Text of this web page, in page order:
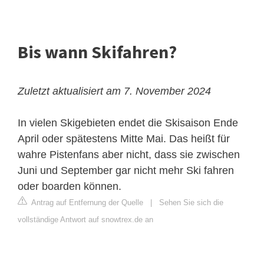
Bis wann Skifahren?
Zuletzt aktualisiert am 7. November 2024
In vielen Skigebieten endet die Skisaison Ende
April oder spätestens Mitte Mai. Das heißt für
wahre Pistenfans aber nicht, dass sie zwischen
Juni und September gar nicht mehr Ski fahren
oder boarden können.
Antrag auf Entfernung der Quelle
Sehen Sie sich die
vollständige Antwort auf snowtrex.de an